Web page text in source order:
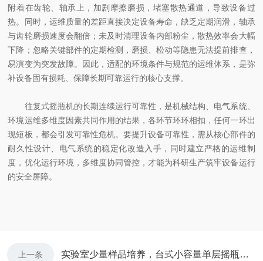
附着在齿轮、轴承上，加剧摩擦磨损，堵塞散热通道，导致设备过
热。同时，运维质量的差距直接决定设备寿命，缺乏定期润滑，轴承
与齿轮磨损速度会翻倍；未及时清理设备内部粉尘，散热效率会大幅
下降；忽略关键部件的定期检测，磨损、松动等隐患无法提前排查，
易演变为突发故障。因此，适配的环境条件与规范的运维体系，是弥
补设备固有损耗、保障长期可靠运行的核心支撑。
往复式摇瓶机的长期连续运行可靠性，是机械结构、电气系统、
环境运维多维度因素共同作用的结果，各环节环环相扣，任何一环出
现短板，都会引发可靠性危机。要提升设备可靠性，需从核心部件的
耐久性设计、电气系统的稳定化改造入手，同时建立严格的运维制
度，优化运行环境，多维度协同管控，才能为科研生产筑牢设备运行
的安全屏障。
上一条 实验室少量样品培养，台式小容量单层摇瓶机好用在哪？